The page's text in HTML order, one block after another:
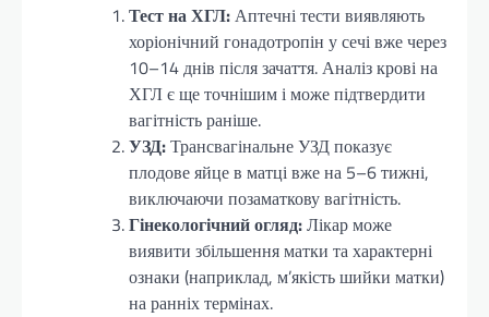
Тест на ХГЛ:Аптечні тести виявляють
хоріонічний гонадотропін у сечі вже через
10–14 днів після зачаття. Аналіз крові на
ХГЛ є ще точнішим і може підтвердити
вагітність раніше.
УЗД:Трансвагінальне УЗД показує
плодове яйце в матці вже на 5–6 тижні,
виключаючи позаматкову вагітність.
Гінекологічний огляд:Лікар може
виявити збільшення матки та характерні
ознаки (наприклад, м’якість шийки матки)
на ранніх термінах.